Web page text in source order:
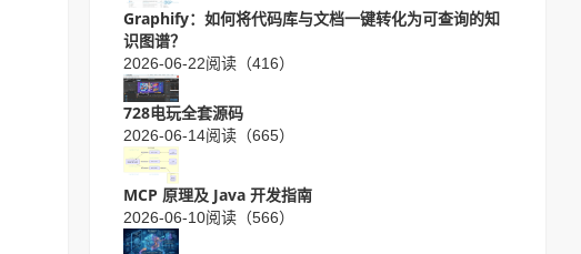
Graphify：如何将代码库与文档一键转化为可查询的知
识图谱？
2026-06-22阅读（416）
728电玩全套源码
2026-06-14阅读（665）
MCP 原理及 Java 开发指南
2026-06-10阅读（566）